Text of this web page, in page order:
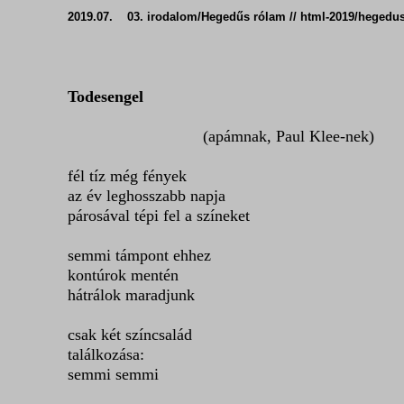
2019.07. 03. irodalom/Hegedűs rólam // html-2019/
Todesengel
(apámnak, Paul Klee-nek)
fél tíz még fények
az év leghosszabb napja
párosával tépi fel a színeket
semmi támpont ehhez
kontúrok mentén
hátrálok maradjunk
csak két színcsalád
találkozása:
semmi semmi